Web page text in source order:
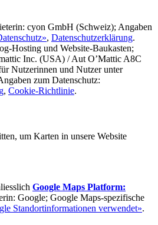
cyon GmbH (Schweiz); Angaben
, Datenschutzerklärung.
Hosting und Website-Baukasten;
Inc. (USA) / Aut O’Mattic A8C
Nutzerinnen und Nutzer unter
zum Datenschutz:
, Cookie-Richtlinie.
um Karten in unsere Website
Google Maps Platform:
Google; Google Maps-spezifische
Standortinformationen verwendet».